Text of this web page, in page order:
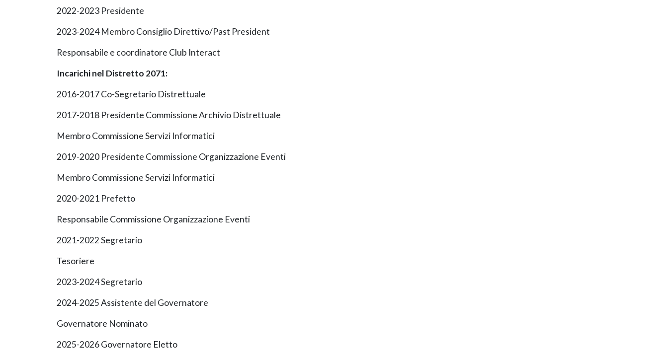
2022-2023 Presidente
2023-2024 Membro Consiglio Direttivo/Past President
Responsabile e coordinatore Club Interact
Incarichi nel Distretto 2071:
2016-2017 Co-Segretario Distrettuale
2017-2018 Presidente Commissione Archivio Distrettuale
Membro Commissione Servizi Informatici
2019-2020 Presidente Commissione Organizzazione Eventi
Membro Commissione Servizi Informatici
2020-2021 Prefetto
Responsabile Commissione Organizzazione Eventi
2021-2022 Segretario
Tesoriere
2023-2024 Segretario
2024-2025 Assistente del Governatore
Governatore Nominato
2025-2026 Governatore Eletto